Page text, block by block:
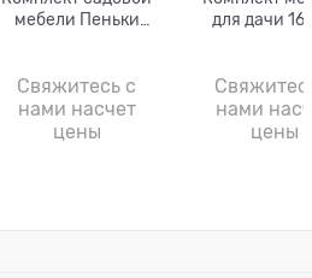
мебели Пеньки
Свяжитесь с
нами насчет
цены
для дачи
нами
цены